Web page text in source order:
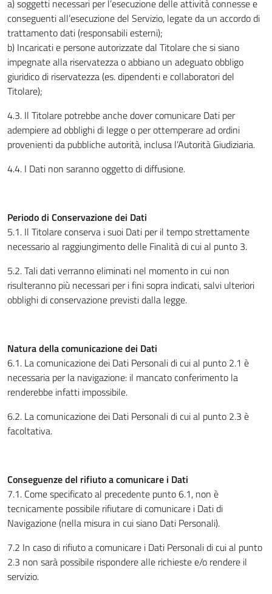
a) soggetti necessari per l’esecuzione delle attività connesse e
conseguenti all’esecuzione del Servizio, legate da un accordo di
trattamento dati (responsabili esterni);
b) Incaricati e persone autorizzate dal Titolare che si siano
impegnate alla riservatezza o abbiano un adeguato obbligo
giuridico di riservatezza (es. dipendenti e collaboratori del
Titolare);
4.3. Il Titolare potrebbe anche dover comunicare Dati per
adempiere ad obblighi di legge o per ottemperare ad ordini
provenienti da pubbliche autorità, inclusa l’Autorità Giudiziaria.
4.4. I Dati non saranno oggetto di diffusione.
Periodo di Conservazione dei Dati
5.1. Il Titolare conserva i suoi Dati per il tempo strettamente
necessario al raggiungimento delle Finalità di cui al punto 3.
5.2. Tali dati verranno eliminati nel momento in cui non
risulteranno più necessari per i fini sopra indicati, salvi ulteriori
obblighi di conservazione previsti dalla legge.
Natura della comunicazione dei Dati
6.1. La comunicazione dei Dati Personali di cui al punto 2.1 è
necessaria per la navigazione: il mancato conferimento la
renderebbe infatti impossibile.
6.2. La comunicazione dei Dati Personali di cui al punto 2.3 è
facoltativa.
Conseguenze del rifiuto a comunicare i Dati
7.1. Come specificato al precedente punto 6.1, non è
tecnicamente possibile rifiutare di comunicare i Dati di
Navigazione (nella misura in cui siano Dati Personali).
7.2 In caso di rifiuto a comunicare i Dati Personali di cui al punto
2.3 non sarà possibile rispondere alle richieste e/o rendere il
servizio.